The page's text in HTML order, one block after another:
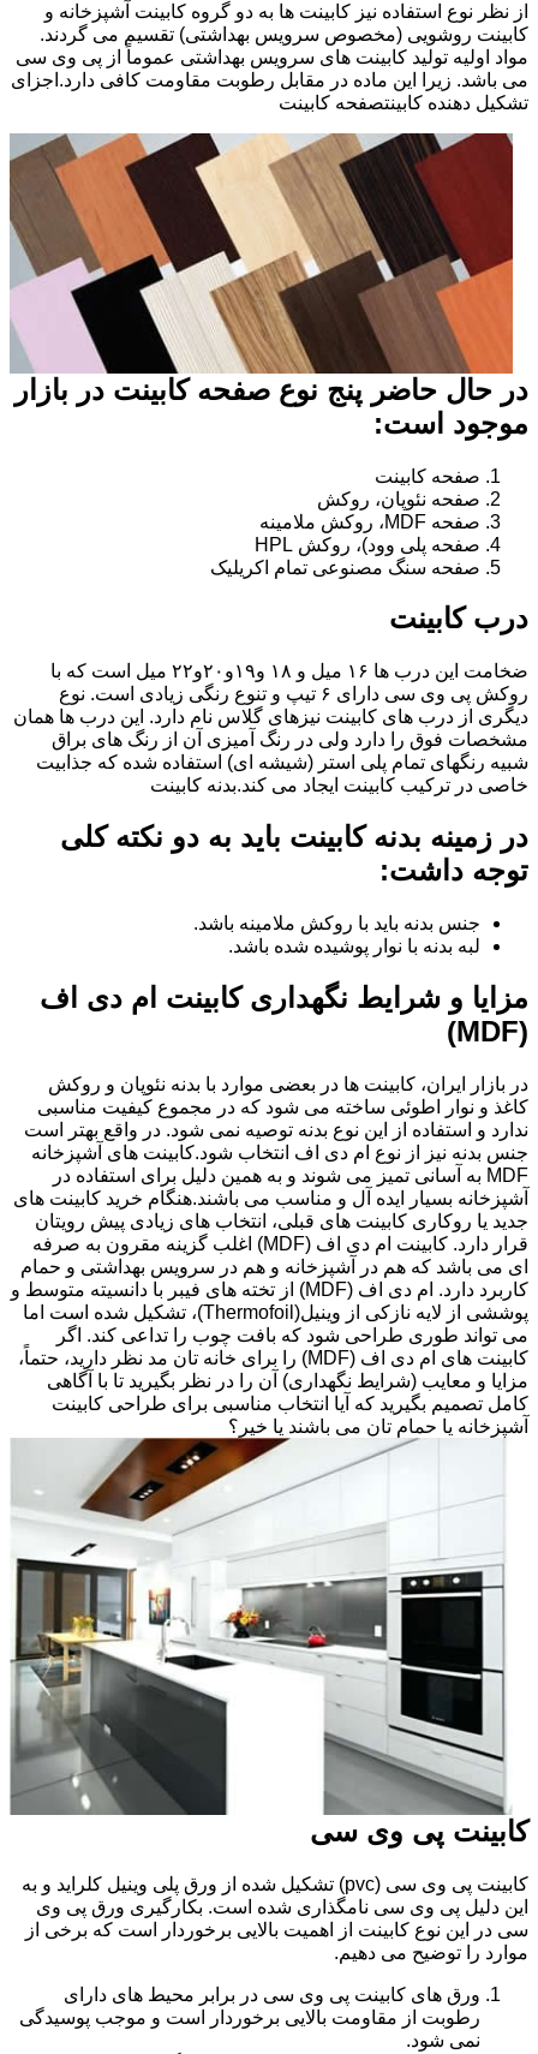
از نظر نوع استفاده نیز کابینت ها به دو گروه کابینت آشپزخانه و
کابینت روشویی (مخصوص سرویس بهداشتی) تقسیم می گردند.
مواد اولیه تولید کابینت های سرویس بهداشتی عموماً از پی وی سی
می باشد. زیرا این ماده در مقابل رطوبت مقاومت کافی دارد.اجزای
تشکیل دهنده کابینتصفحه کابینت
در حال حاضر پنج نوع صفحه کابینت در بازار
موجود است:
صفحه کابینت
صفحه نئوپان، روکش
صفحه MDF، روکش ملامینه
صفحه پلی وود)، روکش HPL
صفحه سنگ مصنوعی تمام اکریلیک
درب کابینت
ضخامت این درب ها ۱۶ میل و ۱۸ و١٩و٢٠و٢٢ میل است که با
روکش پی وی سی دارای ۶ تیپ و تنوع رنگی زیادی است. نوع
دیگری از درب های کابینت نیزهای گلاس نام دارد. این درب ها همان
مشخصات فوق را دارد ولی در رنگ آمیزی آن از رنگ های براق
شبیه رنگهای تمام پلی استر (شیشه ای) استفاده شده که جذابیت
خاصی در ترکیب کابینت ایجاد می کند.بدنه کابینت
در زمینه بدنه کابینت باید به دو نکته کلی
توجه داشت:
جنس بدنه باید با روکش ملامینه باشد.
لبه بدنه با نوار پوشیده شده باشد.
مزایا و شرایط نگهداری کابینت ام دی اف
(MDF)
در بازار ایران، کابینت ها در بعضی موارد با بدنه نئوپان و روکش
کاغذ و نوار اطوئی ساخته می شود که در مجموع کیفیت مناسبی
ندارد و استفاده از این نوع بدنه توصیه نمی شود. در واقع بهتر است
جنس بدنه نیز از نوع ام دی اف انتخاب شود.کابینت های آشپزخانه
MDF به آسانی تمیز می شوند و به همین دلیل برای استفاده در
آشپزخانه بسیار ایده آل و مناسب می باشند.هنگام خرید کابینت های
جدید یا روکاری کابینت های قبلی، انتخاب های زیادی پیش رویتان
قرار دارد. کابینت ام دی اف (MDF) اغلب گزینه مقرون به صرفه
ای می باشد که هم در آشپزخانه و هم در سرویس بهداشتی و حمام
کاربرد دارد. ام دی اف (MDF) از تخته های فیبر با دانسیته متوسط و
پوششی از لایه نازکی از وینیل(Thermofoil)، تشکیل شده است اما
می تواند طوری طراحی شود که بافت چوب را تداعی کند. اگر
کابینت های ام دی اف (MDF) را برای خانه تان مد نظر دارید، حتماً،
مزایا و معایب (شرایط نگهداری) آن را در نظر بگیرید تا با آگاهی
کامل تصمیم بگیرید که آیا انتخاب مناسبی برای طراحی کابینت
آشپزخانه یا حمام تان می باشند یا خیر؟
کابینت پی وی سی
کابینت پی وی سی (pvc) تشکیل شده از ورق پلی وینیل کلراید و به
این دلیل پی وی سی نامگذاری شده است. بکارگیری ورق پی وی
سی در این نوع کابینت از اهمیت بالایی برخوردار است که برخی از
موارد را توضیح می دهیم.
ورق های کابینت پی وی سی در برابر محیط های دارای
رطوبت از مقاومت بالایی برخوردار است و موجب پوسیدگی
نمی شود.